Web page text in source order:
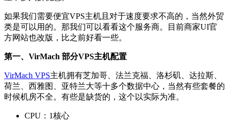
如果我们需要便宜VPS主机且对于速度要求不高的，当然外贸
类是可以用的。那我们可以看看这个服务商。目前商家UI官
方网站也改版，比之前好看一些。
第一、VirMach 部分VPS主机配置
VirMach VPS主机拥有芝加哥、法兰克福、洛杉矶、达拉斯、
荷兰、西雅图、亚特兰大等十多个数据中心，当然有些套餐的
时候机房不全。有些是缺货的，这个以实际为准。
CPU：1核心